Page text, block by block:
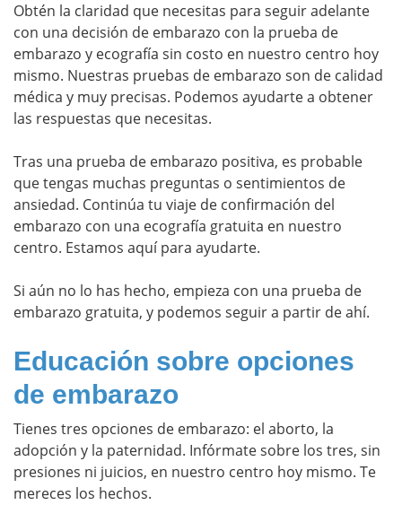
Obtén la claridad que necesitas para seguir adelante
con una decisión de embarazo con la prueba de
embarazo y ecografía sin costo en nuestro centro hoy
mismo. Nuestras pruebas de embarazo son de calidad
médica y muy precisas. Podemos ayudarte a obtener
las respuestas que necesitas.
Tras una prueba de embarazo positiva, es probable
que tengas muchas preguntas o sentimientos de
ansiedad. Continúa tu viaje de confirmación del
embarazo con una ecografía gratuita en nuestro
centro. Estamos aquí para ayudarte.
Si aún no lo has hecho, empieza con una prueba de
embarazo gratuita, y podemos seguir a partir de ahí.
Educación sobre opciones
de embarazo
Tienes tres opciones de embarazo: el aborto, la
adopción y la paternidad. Infórmate sobre los tres, sin
presiones ni juicios, en nuestro centro hoy mismo. Te
mereces los hechos.